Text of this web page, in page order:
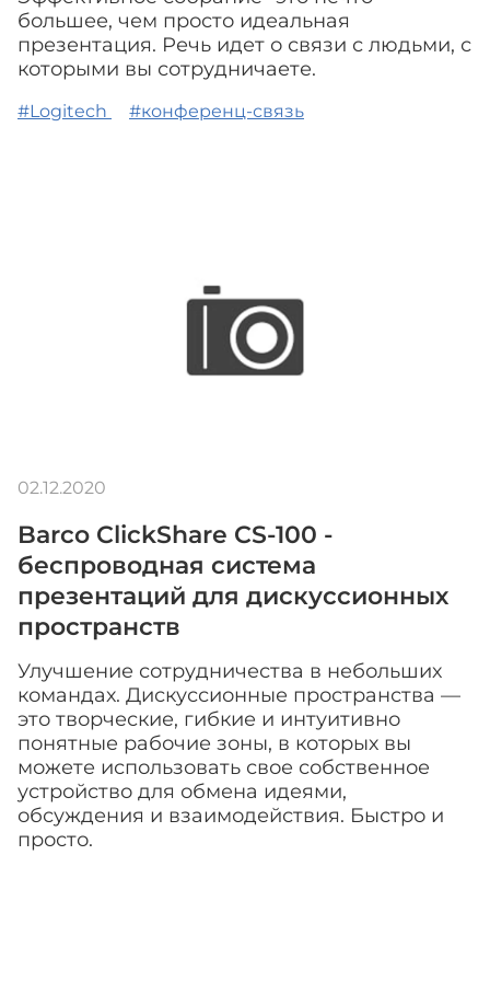
большее, чем просто идеальная
презентация. Речь идет о связи с людьми, с
которыми вы сотрудничаете.
#Logitech #конференц-связь
Barco ClickShare CS-100 -
беспроводная система
презентаций для дискуссионных
пространств
Улучшение сотрудничества в небольших
командах. Дискуссионные пространства —
это творческие, гибкие и интуитивно
понятные рабочие зоны, в которых вы
можете использовать свое собственное
устройство для обмена идеями,
обсуждения и взаимодействия. Быстро и
просто.
02.12.2020